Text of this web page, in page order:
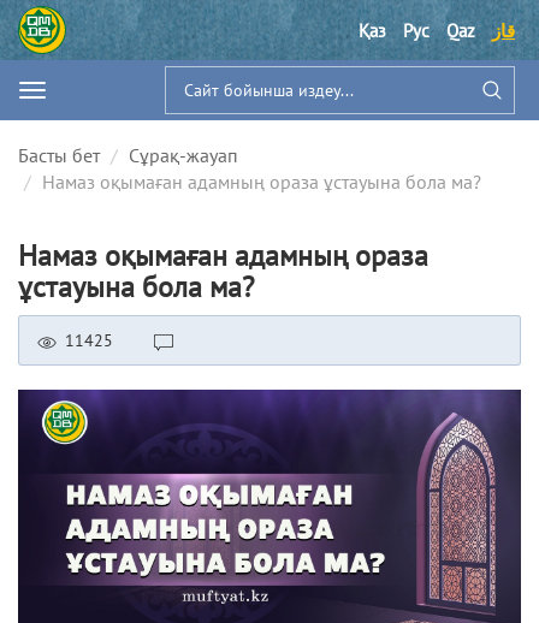
Қаз Рус Qaz قاز
Басты бет
Сұрақ-жауап
Намаз оқымаған адамның ораза ұстауына бола ма?
Намаз оқымаған адамның ораза
ұстауына бола ма?
11425